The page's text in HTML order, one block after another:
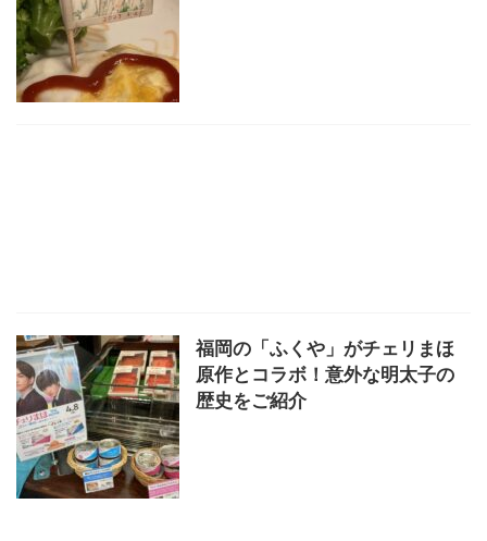
福岡の「ふくや」がチェリまほ
原作とコラボ！意外な明太子の
歴史をご紹介